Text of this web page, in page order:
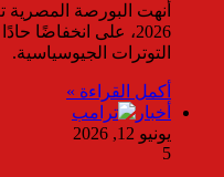
أنهت البورصة المصرية
2026، على انخفاضًا
التوترات
أكمل القراءة »
أخبار
يونيو 12, 2026
5